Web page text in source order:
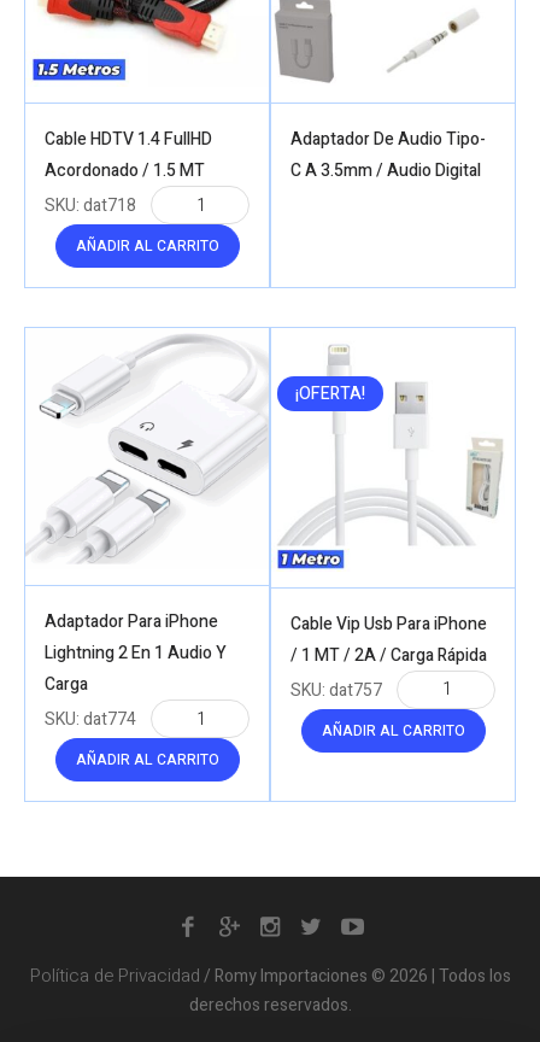
Cable HDTV 1.4 FullHD
Acordonado / 1.5 MT
AÑADIR AL CARRITO
SKU:dat718
Adaptador De Audio Tipo-
C A 3.5mm / Audio Digital
Adaptador Para iPhone
Lightning 2 En 1 Audio Y
Carga
AÑADIR AL CARRITO
SKU:dat774
¡OFERTA!
Cable Vip Usb Para iPhone
/ 1 MT / 2A / Carga Rápida
AÑADIR AL CARRITO
SKU:dat757
Política de Privacidad/ Romy Importaciones © 2026 | Todos los
derechos reservados.